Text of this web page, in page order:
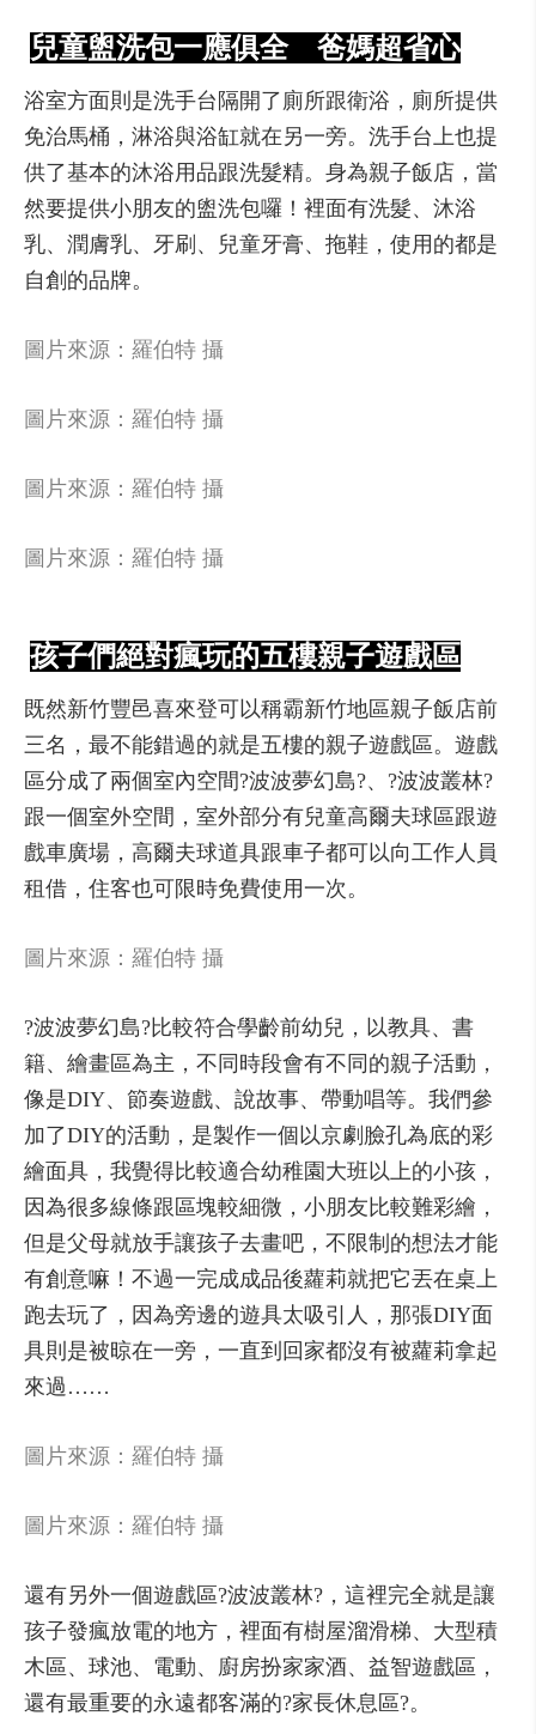
兒童盥洗包一應俱全 爸媽超省心
浴室方面則是洗手台隔開了廁所跟衛浴，廁所提供
免治馬桶，淋浴與浴缸就在另一旁。洗手台上也提
供了基本的沐浴用品跟洗髮精。身為親子飯店，當
然要提供小朋友的盥洗包囉！裡面有洗髮、沐浴
乳、潤膚乳、牙刷、兒童牙膏、拖鞋，使用的都是
自創的品牌。
圖片來源：羅伯特 攝
圖片來源：羅伯特 攝
圖片來源：羅伯特 攝
圖片來源：羅伯特 攝
孩子們絕對瘋玩的五樓親子遊戲區
既然新竹豐邑喜來登可以稱霸新竹地區親子飯店前
三名，最不能錯過的就是五樓的親子遊戲區。遊戲
區分成了兩個室內空間?波波夢幻島?、?波波叢林?
跟一個室外空間，室外部分有兒童高爾夫球區跟遊
戲車廣場，高爾夫球道具跟車子都可以向工作人員
租借，住客也可限時免費使用一次。
圖片來源：羅伯特 攝
?波波夢幻島?比較符合學齡前幼兒，以教具、書
籍、繪畫區為主，不同時段會有不同的親子活動，
像是DIY、節奏遊戲、說故事、帶動唱等。我們參
加了DIY的活動，是製作一個以京劇臉孔為底的彩
繪面具，我覺得比較適合幼稚園大班以上的小孩，
因為很多線條跟區塊較細微，小朋友比較難彩繪，
但是父母就放手讓孩子去畫吧，不限制的想法才能
有創意嘛！不過一完成成品後蘿莉就把它丟在桌上
跑去玩了，因為旁邊的遊具太吸引人，那張DIY面
具則是被晾在一旁，一直到回家都沒有被蘿莉拿起
來過……
圖片來源：羅伯特 攝
圖片來源：羅伯特 攝
還有另外一個遊戲區?波波叢林?，這裡完全就是讓
孩子發瘋放電的地方，裡面有樹屋溜滑梯、大型積
木區、球池、電動、廚房扮家家酒、益智遊戲區，
還有最重要的永遠都客滿的?家長休息區?。